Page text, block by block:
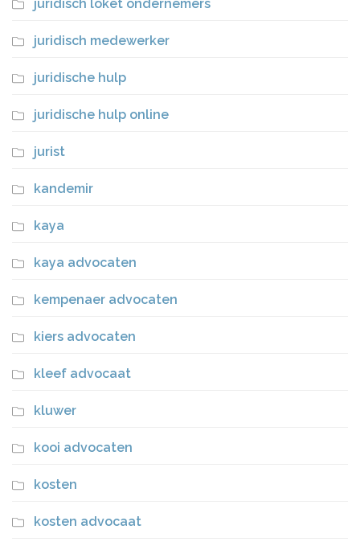
juridisch loket ondernemers
juridisch medewerker
juridische hulp
juridische hulp online
jurist
kandemir
kaya
kaya advocaten
kempenaer advocaten
kiers advocaten
kleef advocaat
kluwer
kooi advocaten
kosten
kosten advocaat